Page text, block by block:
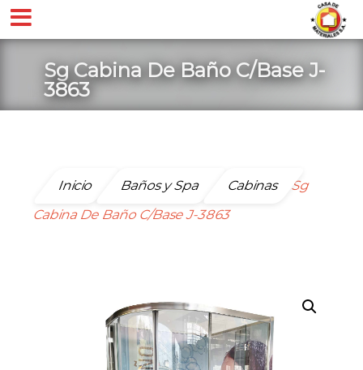
Sg Cabina De Baño C/Base J-
3863
Inicio Baños y Spa Cabinas
Sg
Cabina De Baño C/Base J-3863